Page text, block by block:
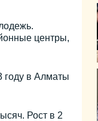
центры,
году в Алматы
Рост в 2